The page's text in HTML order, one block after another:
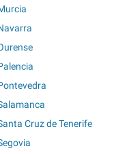
Cruz de Tenerife